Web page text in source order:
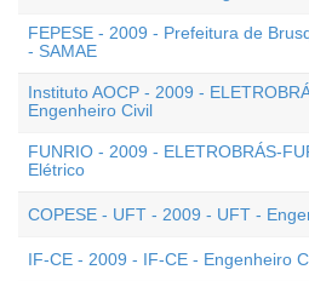
FEPESE - 2009 - Prefeitura de
- SAMAE
Instituto AOCP - 2009 -
Engenheiro Civil
FUNRIO - 2009 - ELETROBRÁS-
Elétrico
COPESE - UFT - 2009 - UFT -
IF-CE - 2009 - IF-CE - Engenheiro